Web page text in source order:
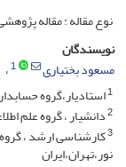
نوع مقاله : مقاله
نویسندگان
مسعود بختیاری
1
1استادیار،گروه
2دانشیار ، گروه علم
3کارشناسی ارشد ،
نور،تهران،ایران